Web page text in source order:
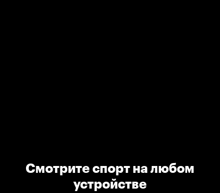
Смотрите спорт на любом
устройстве